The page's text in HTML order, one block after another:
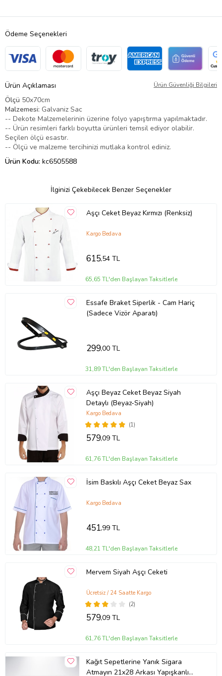
Ödeme Seçenekleri
Ürün Açıklaması Ürün Güvenliği Bilgileri
Ölçü 50x70cm
Malzemesi: Galvaniz Sac
-- Dekote Malzemelerinin üzerine folyo yapıştırma yapılmaktadır.
-- Ürün resimleri farklı boyutta ürünleri temsil ediyor olabilir.
Seçilen ölçü esastır.
-- Ölçü ve malzeme tercihinizi mutlaka kontrol ediniz.
Ürün Kodu: kc6505588
İlginizi Çekebilecek Benzer Seçenekler
Aşçı Ceket Beyaz Kırmızı (Renksiz)
Kargo Bedava
615,54 TL
65,65 TL'den Başlayan Taksitlerle
Essafe Braket Siperlik - Cam Hariç
(Sadece Vizör Aparatı)
299,00 TL
31,89 TL'den Başlayan Taksitlerle
Aşçı Beyaz Ceket Beyaz Siyah
Detaylı (Beyaz-Siyah)
(1)
Kargo Bedava
579,09 TL
61,76 TL'den Başlayan Taksitlerle
İsim Baskılı Aşçı Ceket Beyaz Sax
Kargo Bedava
451,99 TL
48,21 TL'den Başlayan Taksitlerle
Mervem Siyah Aşçı Ceketi
(2)
Ücretsiz / 24 Saatte Kargo
579,09 TL
61,76 TL'den Başlayan Taksitlerle
Kağıt Sepetlerine Yanık Sigara
Atmayın 21x28 Arkası Yapışkanlı